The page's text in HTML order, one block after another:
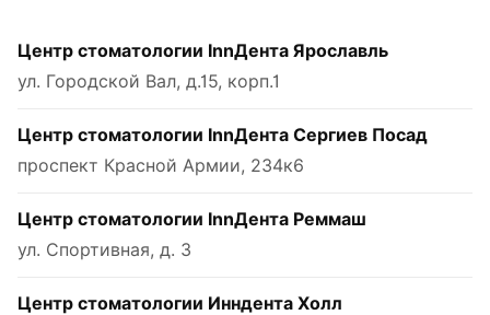
Центр стоматологии InnДента Ярославль
ул. Городской Вал, д.15, корп.1
Центр стоматологии InnДента Сергиев Посад
проспект Красной Армии, 234к6
Центр стоматологии InnДента Реммаш
ул. Спортивная, д. 3
Центр стоматологии Инндента Холл